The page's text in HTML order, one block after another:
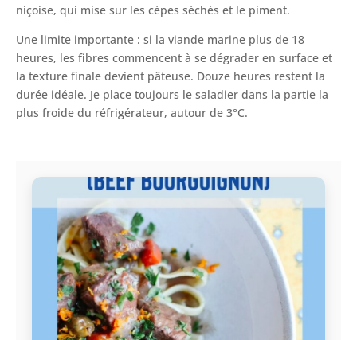
niçoise, qui mise sur les cèpes séchés et le piment.
Une limite importante : si la viande marine plus de 18
heures, les fibres commencent à se dégrader en surface et
la texture finale devient pâteuse. Douze heures restent la
durée idéale. Je place toujours le saladier dans la partie la
plus froide du réfrigérateur, autour de 3°C.